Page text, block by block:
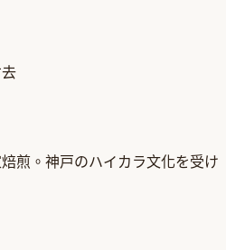
煎。神戸のハイカラ文化を受け